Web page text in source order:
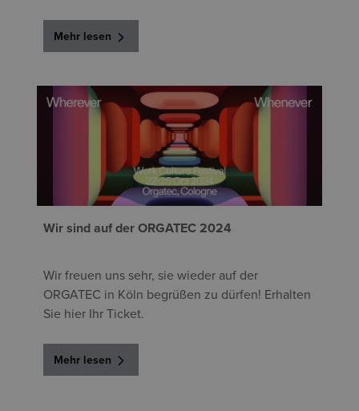
Mehr lesen
Wir sind auf der ORGATEC 2024
Wir freuen uns sehr, sie wieder auf der
ORGATEC in Köln begrüßen zu dürfen! Erhalten
Sie hier Ihr Ticket.
Mehr lesen